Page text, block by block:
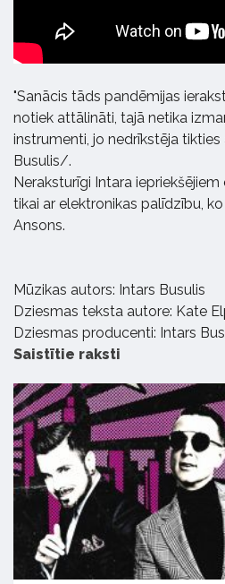
"Sanācis tāds pandēmijas
notiek attālināti, tajā netika
instrumenti, jo nedrīkstēja tikties
Busulis/.
Neraksturīgi Intara
tikai ar elektronikas palīdzību,
Ansons.
Mūzikas autors: Intars Busulis
Dziesmas teksta autore: Kate
Dziesmas producenti: Intars
Saistītie raksti